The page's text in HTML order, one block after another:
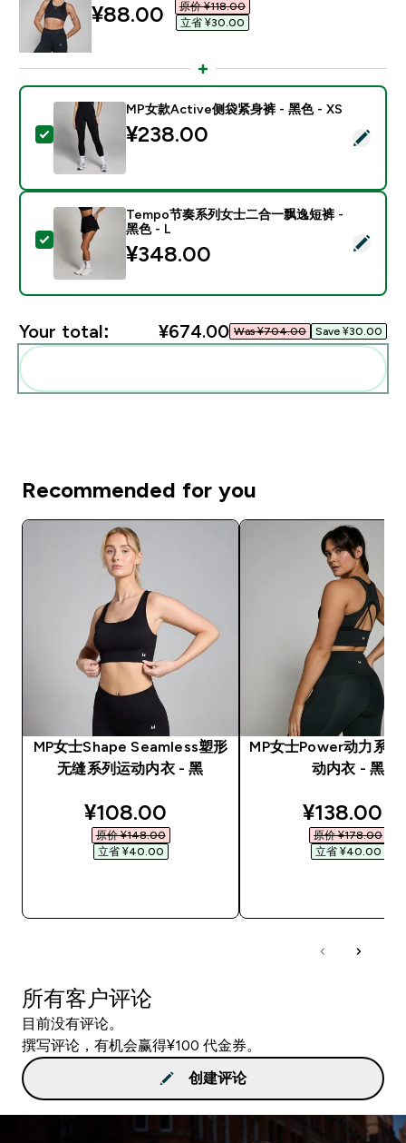
discounted price
¥88.00‎
原价 ¥118.00‎
立省 ¥30.00‎
Select this product - MP女款Active侧袋紧身裤 - 黑色
MP女款Active侧袋紧身裤 - 黑色 - XS
¥238.00‎
Select this product - Tempo节奏系列女士二合一飘逸
Tempo节奏系列女士二合一飘逸短裤 -
黑色 - L
¥348.00‎
Your total: ¥674.00‎ Was ¥704.00‎ Save ¥30.00‎
Recommended for you
MP女士Shape Seamless塑形
无缝系列运动内衣 - 黑
discounted price
¥108.00‎
原价 ¥148.00‎
立省 ¥40.00‎
MP女士Power动力系列
动内衣 - 黑
¥138.00‎
原价 ¥178.00‎
立省 ¥40.00‎
所有客户评论
目前没有评论。
撰写评论，有机会赢得¥100 代金券。
创建评论